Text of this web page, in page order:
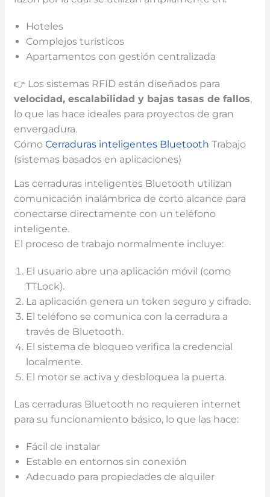
Hoteles
Complejos turísticos
Apartamentos con gestión centralizada
👉 Los sistemas RFID están diseñados para
velocidad, escalabilidad y bajas tasas de fallos,
lo que las hace ideales para proyectos de gran
envergadura.
CómoCerraduras inteligentes Bluetooth Trabajo
(sistemas basados en aplicaciones)
Las cerraduras inteligentes Bluetooth utilizan
comunicación inalámbrica de corto alcance para
conectarse directamente con un teléfono
inteligente.
El proceso de trabajo normalmente incluye:
El usuario abre una aplicación móvil (como
TTLock).
La aplicación genera un token seguro y cifrado.
El teléfono se comunica con la cerradura a
través de Bluetooth.
El sistema de bloqueo verifica la credencial
localmente.
El motor se activa y desbloquea la puerta.
Las cerraduras Bluetooth no requieren internet
para su funcionamiento básico, lo que las hace:
Fácil de instalar
Estable en entornos sin conexión
Adecuado para propiedades de alquiler